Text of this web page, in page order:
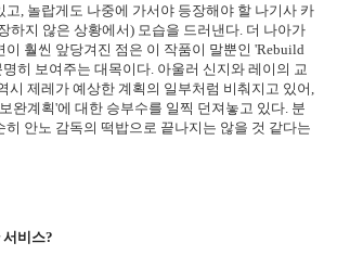
고, 놀랍게도 나중에 가서야 등장해야 할 나기사 카
하지 않은 상황에서) 모습을 드러낸다. 더 나아가
이 훨씬 앞당겨진 점은 이 작품이 말뿐인 'Rebuild
히 보여주는 대목이다. 아울러 신지와 레이의 교
시 제레가 예상한 계획의 일부처럼 비춰지고 있어,
완계획'에 대한 승부수를 일찍 던져놓고 있다. 분
히 안노 감독의 떡밥으로 끝나지는 않을 것 같다는
비스?